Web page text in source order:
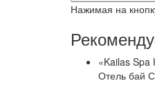
Нажимая на
«Kailas Spa
Отель бай